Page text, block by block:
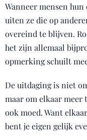
Wanneer mensen
uiten ze die op
overeind te blijven.
het zijn allemaal
opmerking schuilt
De uitdaging is niet
maar om elkaar meer
ook moed. Want
bent je eigen gelijk